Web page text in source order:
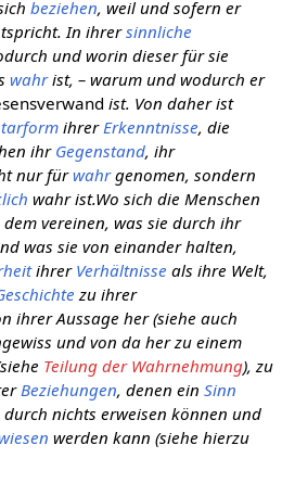
beziehen, weil und sofern er
In ihrersinnliche
und worin dieser für sie
wahrist, – warum und wodurch er
ist. Von daher ist
ihrer Erkenntnisse, die
ihr Gegenstand, ihr
nur fürwahrgenomen, sondern
wahr ist.Wo sich die Menschen
vereinen, was sie durch ihr
was sie von einander halten,
ihrer Verhältnisse als ihre Welt,
zu ihrer
ihrer Aussage her (siehe auch
und von da her zu einem
Teilung der Wahrnehmung), zu
Beziehungen, denen ein Sinn
nichts erweisen können und
werden kann (siehe hierzu